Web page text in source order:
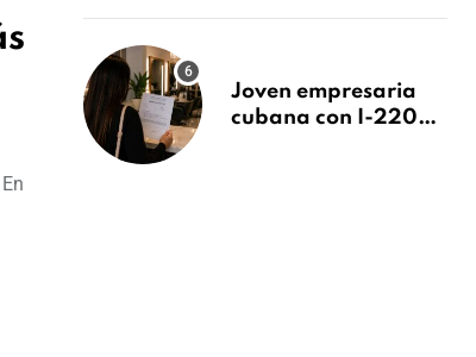
después de 15 años
Joven empresaria
cubana con I-220A